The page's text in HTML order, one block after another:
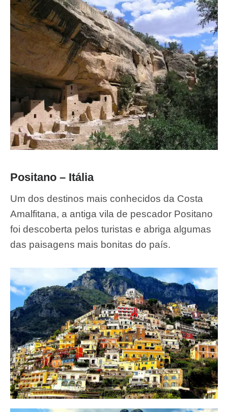
Positano – Itália
Um dos destinos mais conhecidos da Costa
Amalfitana, a antiga vila de pescador Positano
foi descoberta pelos turistas e abriga algumas
das paisagens mais bonitas do país.